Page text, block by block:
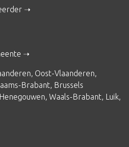
, Oost-Vlaanderen,
Brabant, Brussels
Henegouwen, Waals-Brabant, Luik,